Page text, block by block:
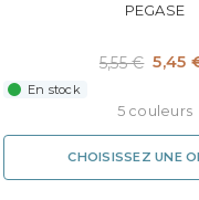
PEGASE
5,55 € 5,45
En stock
5 couleurs
CHOISISSEZ UNE